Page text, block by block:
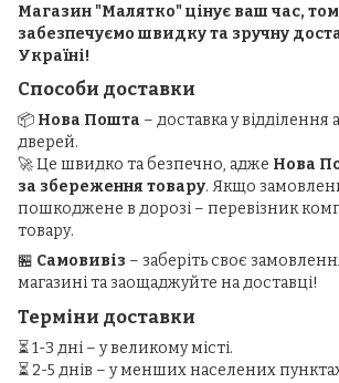
Магазин "Малятко" цінує ваш час,
забезпечуємо швидку та зручну
Україні!
Способи доставки
📦 Нова Пошта – доставка у
дверей.
🚀 Це швидко та безпечно, адже Нова
за збереження товару. Якщо
пошкоджене в дорозі – перевізник
товару.
🏪 Самовивіз – заберіть своє
магазині та заощаджуйте на доставці!
Терміни доставки
⏳ 1-3 дні – у великому місті.
⏳ 2-5 днів – у менших населених